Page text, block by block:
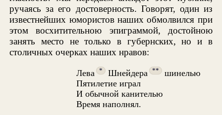
ручаясь за его достоверность. Говорят, один из
известнейших юмористов наших обмолвился при
этом восхитительною эпиграммой, достойною
занять место не только в губернских, но и в
столичных очерках наших нравов:
Лева * Шнейдера **
шинелью
Пятилетие играл
И обычной канителью
Время наполнял.